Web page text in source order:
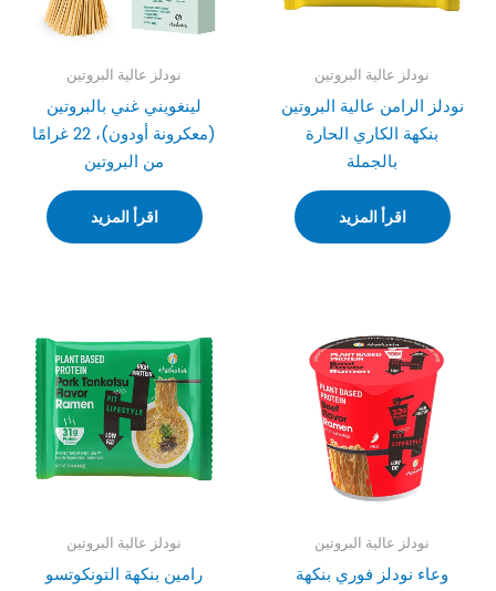
نودلز عالية البروتين
لينغويني غني بالبروتين
(معكرونة أودون)، 22 غرامًا
من البروتين
اقرأ المزيد
نودلز عالية البروتين
نودلز الرامن عالية البروتين
بنكهة الكاري الحارة
بالجملة
اقرأ المزيد
نودلز عالية البروتين
رامين بنكهة التونكوتسو
نودلز عالية البروتين
وعاء نودلز فوري بنكهة